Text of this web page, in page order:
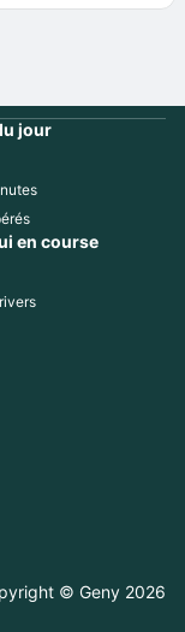
jour
en course
© Geny 2026